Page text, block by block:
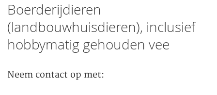
Boerderijdieren
(landbouwhuisdieren), inclusief
hobbymatig gehouden vee
Neem contact op met: